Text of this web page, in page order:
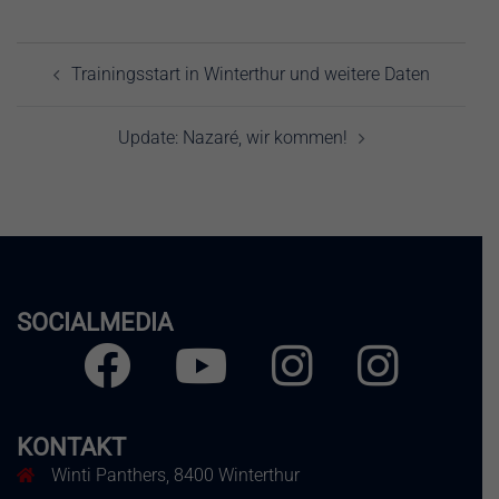
Trainingsstart in Winterthur und weitere Daten
Update: Nazaré, wir kommen!
SOCIALMEDIA
Facebook Youtube
Instagram
KONTAKT
Winti Panthers, 8400 Winterthur